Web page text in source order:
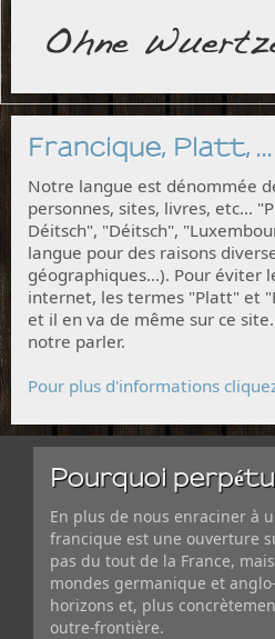
Francique, Platt, ...
Notre langue est dénommée
personnes, sites, livres, etc...
Déitsch", "Déitsch",
langue pour des raisons
géographiques...). Pour éviter
internet, les termes "Platt" et
et il en va de même sur ce
notre parler.
Pour plus d'informations
Pourquoi
En plus de nous enraciner à
francique est une ouverture
pas du tout de la France,
mondes germanique et
horizons et, plus
outre-frontière.